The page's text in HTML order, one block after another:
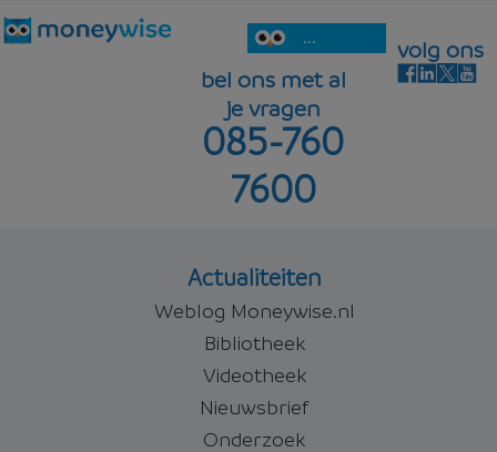
...
bel ons met al
je vragen
085-760
7600
volg ons
Actualiteiten
Weblog Moneywise.nl
Bibliotheek
Videotheek
Nieuwsbrief
Onderzoek